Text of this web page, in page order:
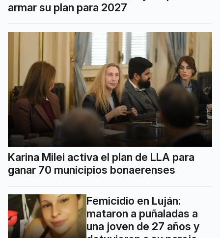
armar su plan para 2027
Karina Milei activa el plan de LLA para
ganar 70 municipios bonaerenses
Femicidio en Luján:
mataron a puñaladas a
una joven de 27 años y